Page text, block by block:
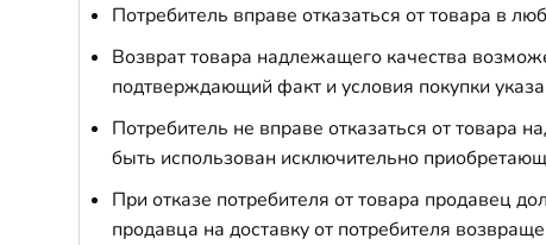
Потребитель вправе отказаться от товара в
Возврат товара надлежащего качества
подтверждающий факт и условия покупки
Потребитель не вправе отказаться от
быть использован исключительно
При отказе потребителя от товара продавец
продавца на доставку от потребителя